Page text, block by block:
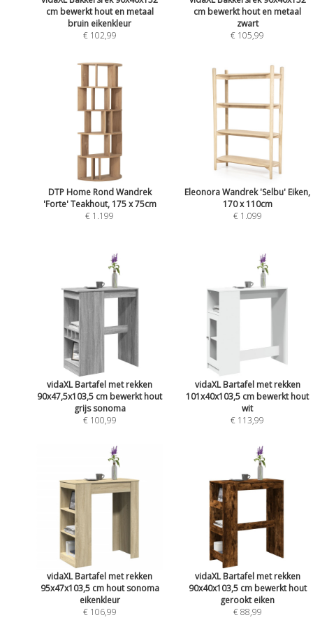
cm bewerkt hout en metaal
bruin eikenkleur
€ 102,99
cm bewerkt hout en metaal
zwart
€ 105,99
DTP Home Rond Wandrek
'Forte' Teakhout, 175 x 75cm
€ 1.199
Eleonora Wandrek 'Selbu' Eiken,
170 x 110cm
€ 1.099
vidaXL Bartafel met rekken
90x47,5x103,5 cm bewerkt hout
grijs sonoma
€ 100,99
vidaXL Bartafel met rekken
101x40x103,5 cm bewerkt hout
wit
€ 113,99
vidaXL Bartafel met rekken
95x47x103,5 cm hout sonoma
eikenkleur
€ 106,99
vidaXL Bartafel met rekken
90x40x103,5 cm bewerkt hout
gerookt eiken
€ 88,99